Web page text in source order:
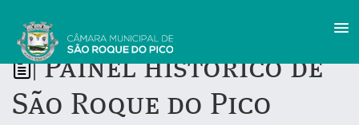
Painel histórico de
São Roque do Pico